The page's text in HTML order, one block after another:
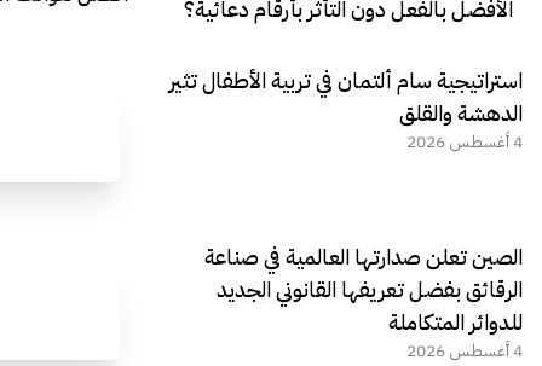
الأفضل بالفعل دون التأثر بأرقام دعائية؟
استراتيجية سام ألتمان في تربية الأطفال تثير
الدهشة والقلق
4 أغسطس 2026
الصين تعلن صدارتها العالمية في صناعة
الرقائق بفضل تعريفها القانوني الجديد
للدوائر المتكاملة
4 أغسطس 2026